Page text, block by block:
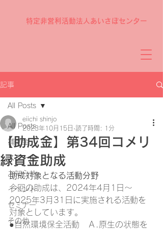
特定非営利活動法人あいさぽセンター
記事
All Posts
補助金
スクール
お知らせ
イベント
セミナー
その他
All Posts
【助成金】第34回コメリ
緑資金助成
eiichi shinjo
2023年10月15日 読了時間: 1分
助成対象となる活動分野
今回の助成は、2024年4月1日～
2025年3月31日に実施される活動を
対象としています。
●自然環境保全活動　Ａ.原生の状態を